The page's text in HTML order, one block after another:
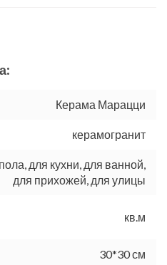
Керама Марацци
керамогранит
для кухни, для ванной,
для прихожей, для улицы
кв.м
30*30 см